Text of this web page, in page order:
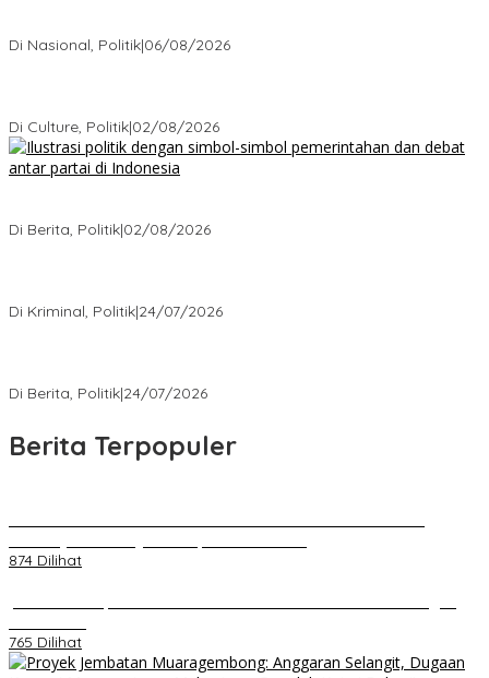
Di Nasional, Politik|06/08/2026
Di Culture, Politik|02/08/2026
Di Berita, Politik|02/08/2026
Di Kriminal, Politik|24/07/2026
Di Berita, Politik|24/07/2026
Berita Terpopuler
874 Dilihat
765 Dilihat